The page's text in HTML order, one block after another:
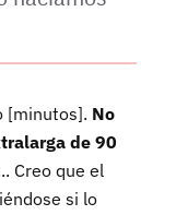
[minutos]. No
de 90
Creo que el
si lo